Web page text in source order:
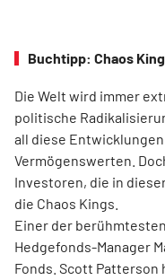
Buchtipp: Chaos
Die Welt wird immer
politische
all diese
Vermögenswerten.
Investoren, die in
die Chaos Kings.
Einer der
Hedgefonds-Manager
Fonds. Scott Patterson